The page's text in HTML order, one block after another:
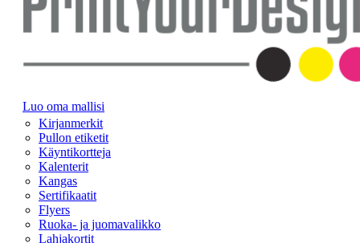
Luo oma mallisi
Kirjanmerkit
Pullon etiketit
Käyntikortteja
Kalenterit
Kangas
Sertifikaatit
Flyers
Ruoka- ja juomavalikko
Lahjakortit